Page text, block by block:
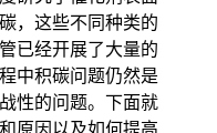
，这些不同种类的
已经开展了大量的
中积碳问题仍然是
性的问题。下面就
原因以及如何提高